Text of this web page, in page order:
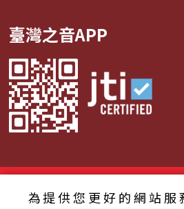
臺灣之音APP
© 2024財團法人中央廣播
為提供您更好的網站服